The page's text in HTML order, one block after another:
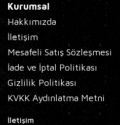
Kurumsal
Hakkımızda
İletişim
Mesafeli Satış Sözleşmesi
İade ve İptal Politikası
Gizlilik Politikası
KVKK Aydınlatma Metni
İletişim